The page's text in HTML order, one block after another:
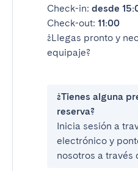
Check-in: desde
Check-out: 11:00
¿Llegas pronto y
equipaje?
¿Tienes alguna
reserva?
Inicia sesión a
electrónico y
nosotros a través